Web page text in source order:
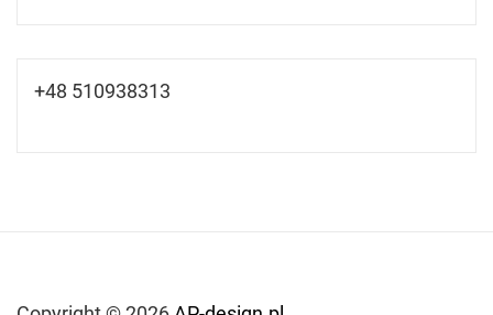
+48 510938313